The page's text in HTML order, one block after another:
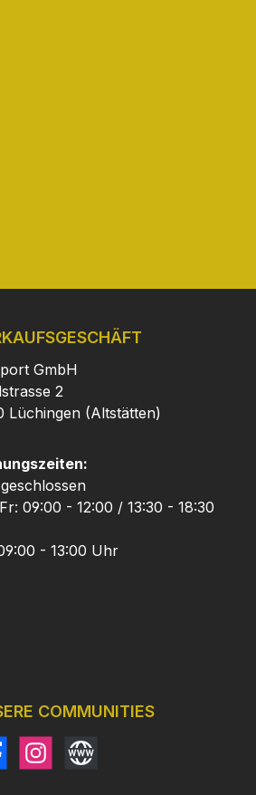
GmbH
2
Lüchingen (Altstätten)
09:00 - 12:00 / 13:30 - 18:30
- 13:00 Uhr
COMMUNITIES
InstagramWebsite